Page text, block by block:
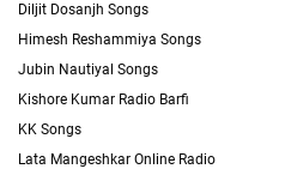
Diljit Dosanjh Songs
Himesh Reshammiya Songs
Jubin Nautiyal Songs
Kishore Kumar Radio Barfi
KK Songs
Lata Mangeshkar Online Radio